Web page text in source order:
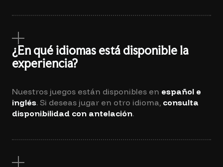
¿En qué idiomas está disponible la
experiencia?
Nuestros juegos están disponibles en español e
inglés. Si deseas jugar en otro idioma, consulta
disponibilidad con antelación.